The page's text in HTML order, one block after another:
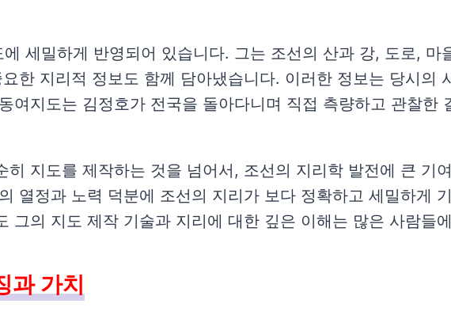
세밀하게 반영되어 있습니다. 그는 조선의 산과 강, 도로,
한 지리적 정보도 함께 담아냈습니다. 이러한 정보는 당시의
여지도는 김정호가 전국을 돌아다니며 직접 측량하고 관찰한
히 지도를 제작하는 것을 넘어서, 조선의 지리학 발전에 큰 기
열정과 노력 덕분에 조선의 지리가 보다 정확하고 세밀하게
그의 지도 제작 기술과 지리에 대한 깊은 이해는 많은 사람들
과 가치